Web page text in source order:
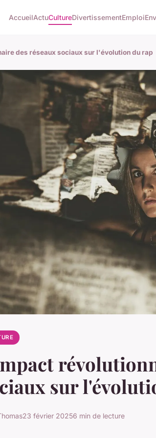
AccueilActuCultureDivertissementEmploi
des réseaux sociaux sur l'évolution du rap
sur
23 février 20256 min de lecture